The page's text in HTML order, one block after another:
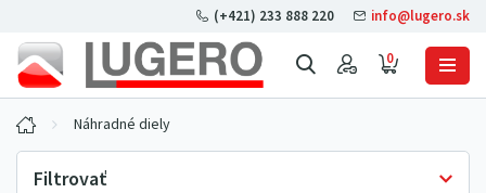
0
(+421) 233 888 220 info@lugero.sk
Náhradné diely
Filtrovať